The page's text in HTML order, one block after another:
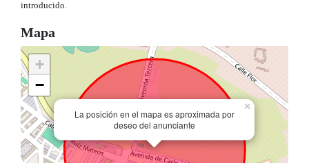
introducido.
Mapa
La posición en el mapa es aproximada por
deseo del anunciante
×
+
−